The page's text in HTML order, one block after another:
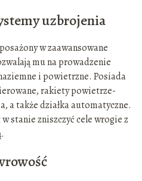
uzbrojenia
w zaawansowane
mu na prowadzenie
i powietrzne. Posiada
rakiety powietrze-
a także działka automatyczne.
stanie zniszczyć cele wrogie z